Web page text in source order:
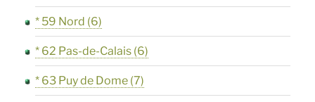
* 59 Nord (6)
* 62 Pas-de-Calais (6)
* 63 Puy de Dome (7)